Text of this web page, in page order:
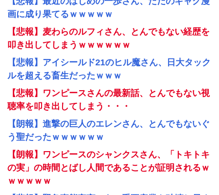
画に成り果てるｗｗｗｗｗ
【悲報】麦わらのルフィさん、とんでもない経歴を
叩き出してしまうｗｗｗｗｗｗ
【悲報】アイシールド21のヒル魔さん、日大タック
ルを超える畜生だったｗｗｗ
【悲報】ワンピースさんの最新話、とんでもない視
聴率を叩き出してしまう・・・
【朗報】進撃の巨人のエレンさん、とんでもないぐ
う聖だったｗｗｗｗｗｗ
【朗報】ワンピースのシャンクスさん、「トキトキ
の実」の時間とばし人間であることが証明されるｗ
ｗｗｗｗｗ